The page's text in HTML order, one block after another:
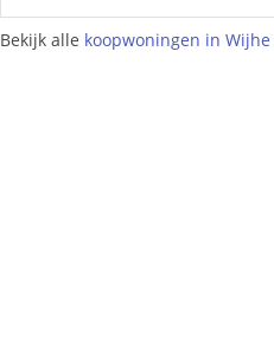
Bekijk alle koopwoningen in Wijhe